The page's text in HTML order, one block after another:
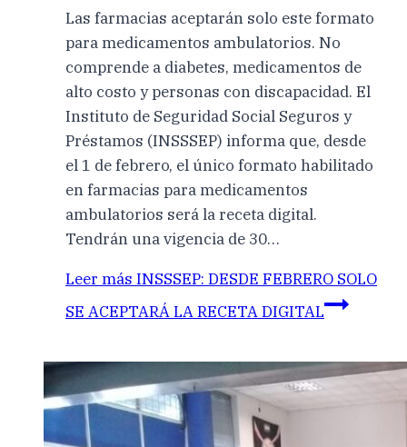
Las farmacias aceptarán solo este formato
para medicamentos ambulatorios. No
comprende a diabetes, medicamentos de
alto costo y personas con discapacidad. El
Instituto de Seguridad Social Seguros y
Préstamos (INSSSEP) informa que, desde
el 1 de febrero, el único formato habilitado
en farmacias para medicamentos
ambulatorios será la receta digital.
Tendrán una vigencia de 30…
Leer más INSSSEP: DESDE FEBRERO SOLO
SE ACEPTARÁ LA RECETA DIGITAL